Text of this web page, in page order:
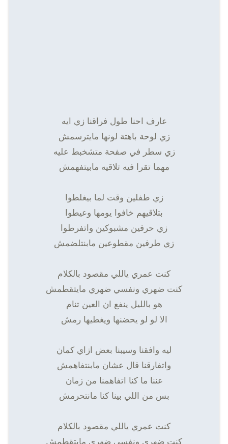
عارف احنا طول فراقنا زي ايه
زي لوحة باهتة لونها مايترسمش
زي سطر في صفحة متشخبط عليه
مهما تقرا فيه تلاقيه مابيتفهمش
زي طفلين وقت لما بيغلطوا
بتلاقيهم خافوا يومها وعيطوا
زي حرفين مشبوكين واتفرطوا
زي طرفين مقطوعين مابنتلضمش
كنت عمري ياللي مقصود بالكلام
كنت ضهري ونفسي ضهري مايتقطمش
هو بالليل ينفع ان العين تنام
الا لو لو يحضنها ويغطيها رمش
ليه وافقنا وسيبنا بعض ازاي كمان
واتفارقنا قال عشان مابنتفاهمش
عننا ما كنا اتفاهمنا من زمان
بس من اللي بينا كنا مانتحرمش
كنت عمري ياللي مقصود بالكلام
كنت ضهري ونفسي ضهري مايتقطمش